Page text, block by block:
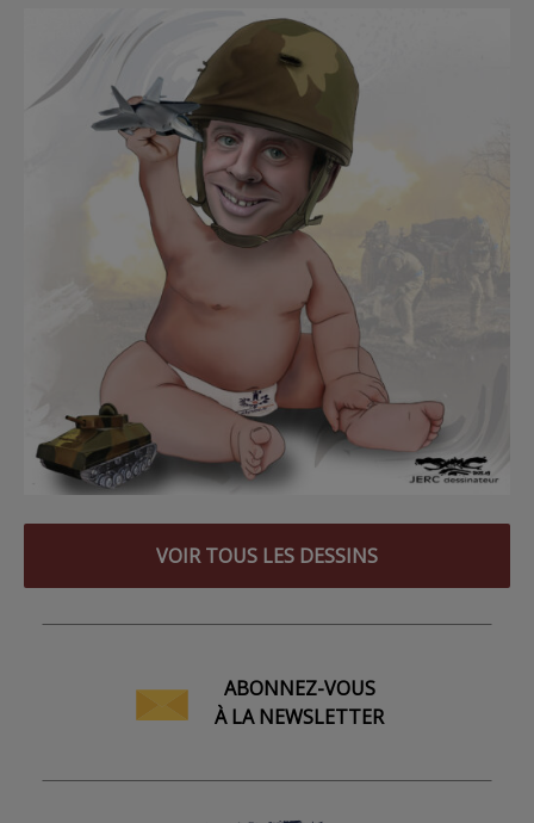
VOIR TOUS LES DESSINS
ABONNEZ-VOUS
À LA NEWSLETTER